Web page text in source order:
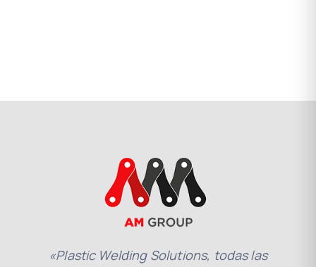
«Plastic Welding Solutions, todas las